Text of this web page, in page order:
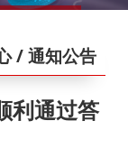
/ 通知公告
利通过答